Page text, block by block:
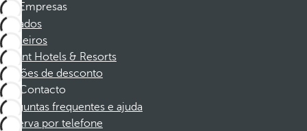
Empresas
Afiliados
Parceiros
Dorint Hotels & Resorts
Cupões de desconto
Contacto
Perguntas frequentes e ajuda
Reserva por telefone